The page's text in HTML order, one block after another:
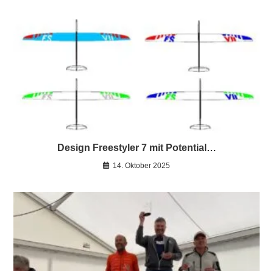
Design Freestyler 7 mit Potential…
14. Oktober 2025